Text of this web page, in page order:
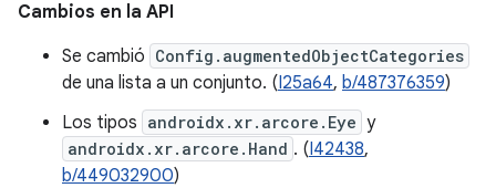
Cambios en la API
Se cambió Config.augmentedObjectCategories
de una lista a un conjunto. (I25a64, b/487376359)
Los tipos androidx.xr.arcore.Eye y
androidx.xr.arcore.Hand . (I42438,
b/449032900)